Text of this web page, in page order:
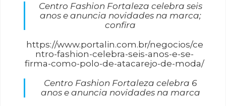
Centro Fashion Fortaleza celebra seis
anos e anuncia novidades na marca;
confira
https://www.portalin.com.br/negocios/ce
ntro-fashion-celebra-seis-anos-e-se-
firma-como-polo-de-atacarejo-de-moda/
Centro Fashion Fortaleza celebra 6
anos e anuncia novidades na marca